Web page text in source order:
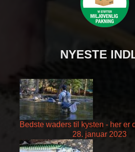
NYESTE
Bedste waders til kysten - her er
28. januar 2023